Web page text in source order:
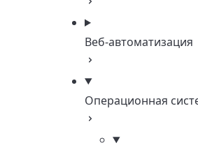
Веб-автоматизация
Операционная